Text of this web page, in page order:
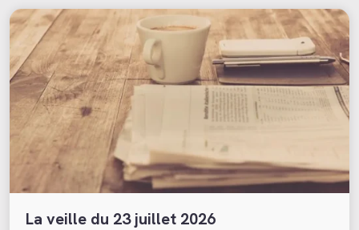
La veille du 23 juillet 2026